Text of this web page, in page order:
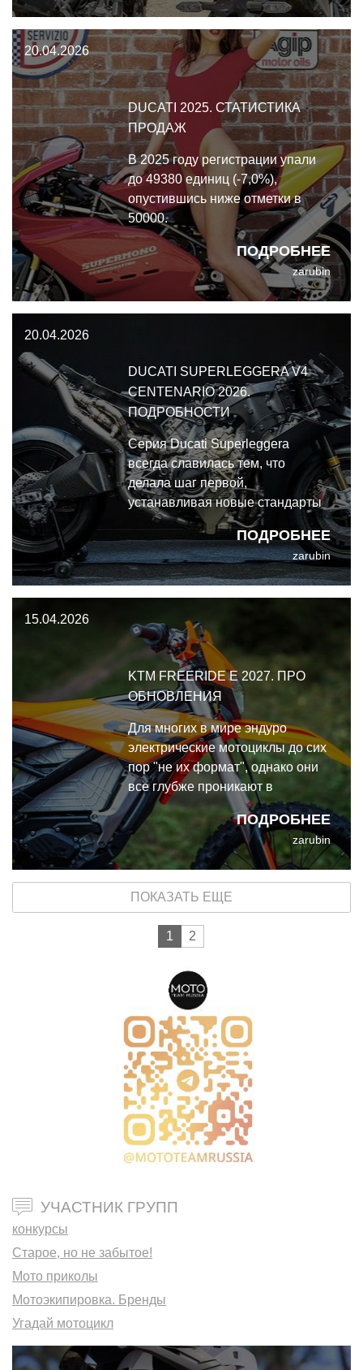
уникальный баланс асфальтовых
и внедорожных качеств.
20.04.2026
DUCATI 2025. СТАТИСТИКА
ПРОДАЖ
ПОДРОБНЕЕ
В 2025 году регистрации упали
до 49380 единиц (-7,0%),
опустившись ниже отметки в
50000.
zarubin
20.04.2026
DUCATI SUPERLEGGERA V4
CENTENARIO 2026.
ПОДРОБНОСТИ
ПОДРОБНЕЕ
Серия Ducati Superleggera
всегда славилась тем, что
делала шаг первой,
устанавливая новые стандарты
для гражданских спортбайков.
Встречайте: Ducati Superleggera
V4 Centenario 2026 года. Это не
просто байк, это вершина
инженерной мысли Мотодуки.
zarubin
15.04.2026
KTM FREERIDE E 2027. ПРО
ОБНОВЛЕНИЯ
ПОДРОБНЕЕ
Для многих в мире эндуро
электрические мотоциклы до сих
пор "не их формат", однако они
все глубже проникают в
оффроуд-сегмент: на трейлах
таких байков становится все
больше. И удивительно, что KTM
так долго раскачивался с
запуском Freeride E.
zarubin
ПОКАЗАТЬ ЕЩЕ
1 2
УЧАСТНИК ГРУПП
конкурсы
Старое, но не забытое!
Мото приколы
Мотоэкипировка. Бренды
Угадай мотоцикл